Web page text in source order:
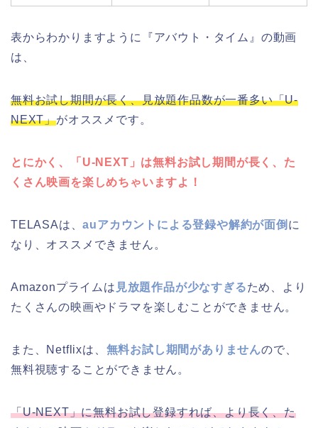
表からわかりますように『アバウト・タイム』の動画
は、
無料お試し期間が長く、見放題作品数が一番多い「U-
NEXT」がオススメです。
とにかく、「U-NEXT」は無料お試し期間が長く、た
くさん映画を楽しめちゃいますよ！
TELASAは、auアカウントによる登録や解約が面倒 に
なり、オススメできません。
Amazonプライムは 見放題作品が少なすぎるため、より
たくさんの映画やドラマを楽しむことができません。
また、Netflixは、 無料お試し期間がありませんので、
無料視聴することができません。
「U-NEXT」に無料お試し登録すれば、より長く、た